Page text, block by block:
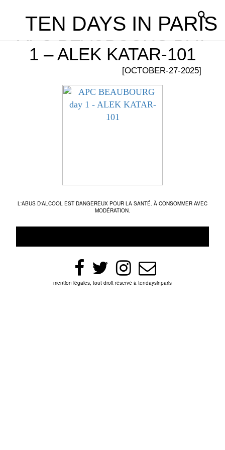
TEN DAYS IN PARIS
APC BEAUBOURG DAY
1 – ALEK KATAR-101
[OCTOBER-27-2025]
L'ABUS D'ALCOOL EST DANGEREUX POUR LA SANTÉ. À CONSOMMER AVEC
MODÉRATION.
mention légales, tout droit réservé à tendaysinparis